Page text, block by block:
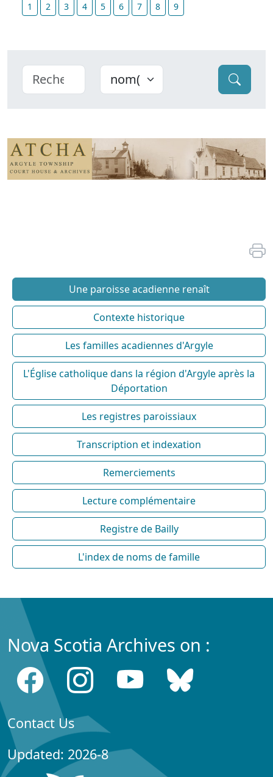
1 2 3 4 5 6 7 8 9
Une paroisse acadienne renaît
Contexte historique
Les familles acadiennes d'Argyle
L'Église catholique dans la région d'Argyle après la
Déportation
Les registres paroissiaux
Transcription et indexation
Remerciements
Lecture complémentaire
Registre de Bailly
L'index de noms de famille
Nova Scotia Archives on :
Contact Us
Updated: 2026-8